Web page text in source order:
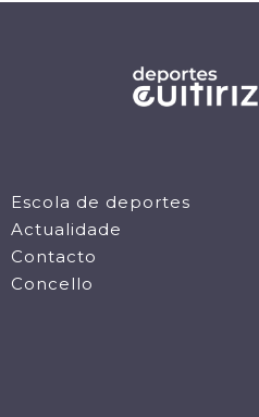
Escola de deportes
Actualidade
Contacto
Concello